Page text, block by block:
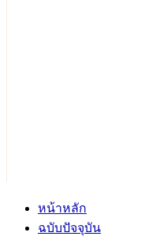
หน้าหลัก
ฉบับปัจจุบัน